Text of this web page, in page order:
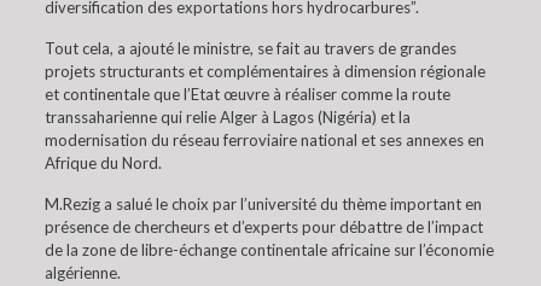
diversification des exportations hors hydrocarbures”.
Tout cela, a ajouté le ministre, se fait au travers de grandes
projets structurants et complémentaires à dimension régionale
et continentale que l’Etat œuvre à réaliser comme la route
transsaharienne qui relie Alger à Lagos (Nigéria) et la
modernisation du réseau ferroviaire national et ses annexes en
Afrique du Nord.
M.Rezig a salué le choix par l’université du thème important en
présence de chercheurs et d’experts pour débattre de l’impact
de la zone de libre-échange continentale africaine sur l’économie
algérienne.